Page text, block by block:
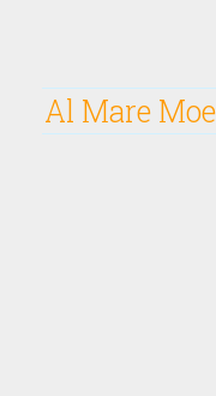
Al Mare